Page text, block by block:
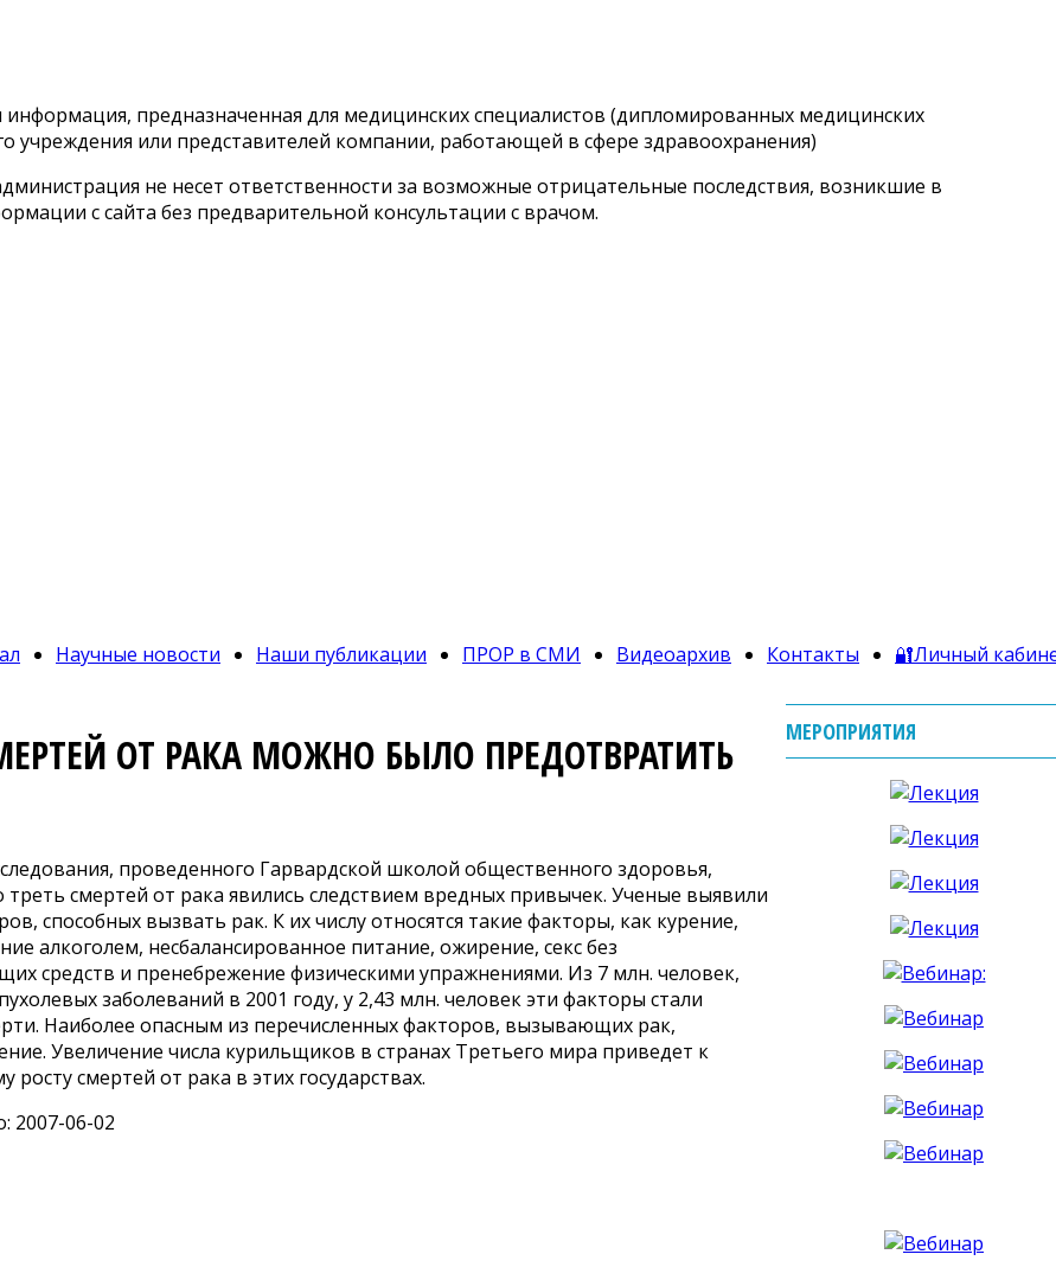
предназначенная для медицинских специалистов (дипломированных медицинских
учреждения или представителей компании, работающей в сфере здравоохранения)
не несет ответственности за возможные отрицательные последствия, возникшие в
с сайта без предварительной консультации с врачом.
Научные новости Наши публикации ПРОР в СМИ Видеоархив Контакты 🔐Личный
ОТ РАКА МОЖНО БЫЛО ПРЕДОТВРАТИТЬ
проведенного Гарвардской школой общественного здоровья,
треть смертей от рака явились следствием вредных привычек. Ученые выявили
способных вызвать рак. К их числу относятся такие факторы, как курение,
алкоголем, несбалансированное питание, ожирение, секс без
средств и пренебрежение физическими упражнениями. Из 7 млн. человек,
заболеваний в 2001 году, у 2,43 млн. человек эти факторы стали
Наиболее опасным из перечисленных факторов, вызывающих рак,
Увеличение числа курильщиков в странах Третьего мира приведет к
росту смертей от рака в этих государствах.
2007-06-02
МЕРОПРИЯТИЯ